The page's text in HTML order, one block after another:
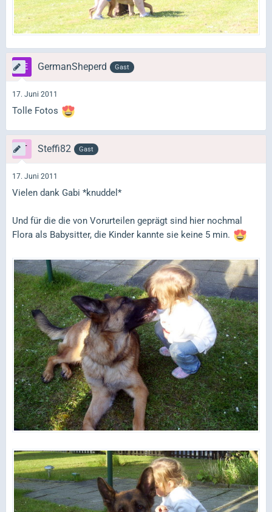
GermanSheperd Gast
17. Juni 2011
Tolle Fotos
Steffi82 Gast
17. Juni 2011
Vielen dank Gabi *knuddel*
Und für die die von Vorurteilen geprägt sind hier nochmal
Flora als Babysitter, die Kinder kannte sie keine 5 min.